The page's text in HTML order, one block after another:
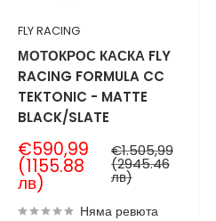
FLY RACING
МОТОКРОС КАСКА FLY
RACING FORMULA CC
TEKTONIC - MATTE
BLACK/SLATE
Продажна
цена
€590,99
(1155.88
лв)
Нормална
цена
€1.505,99
(2945.46
лв)
Няма ревюта